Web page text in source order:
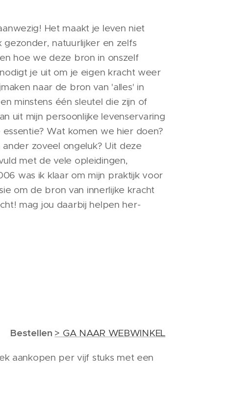
Het maakt je leven niet
natuurlijker en zelfs
hoe we deze bron in onszelf
je uit om je eigen kracht weer
naar de bron van 'alles' in
minstens één sleutel die zijn of
uit mijn persoonlijke levenservaring
Wat komen we hier doen?
zoveel ongeluk? Uit deze
met de vele opleidingen,
was ik klaar om mijn praktijk voor
om de bron van innerlijke kracht
mag jou daarbij helpen her-
Bestellen > GA NAAR WEBWINKEL
aankopen per vijf stuks met een